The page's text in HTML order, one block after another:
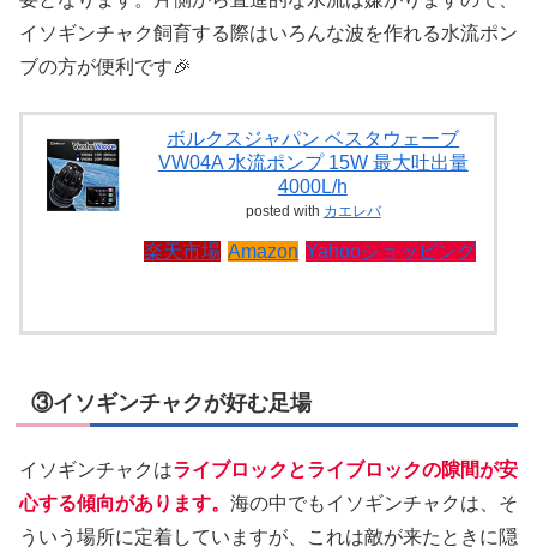
イソギンチャク飼育する際はいろんな波を作れる水流ポン
ブの方が便利です🎉
ボルクスジャパン ベスタウェーブ
VW04A 水流ポンプ 15W 最大吐出量
4000L/h
posted with カエレバ
楽天市場 Amazon Yahooショッピング
③イソギンチャクが好む足場
イソギンチャクはライブロックとライブロックの隙間が安
心する傾向があります。 海の中でもイソギンチャクは、そ
ういう場所に定着していますが、これは敵が来たときに隠